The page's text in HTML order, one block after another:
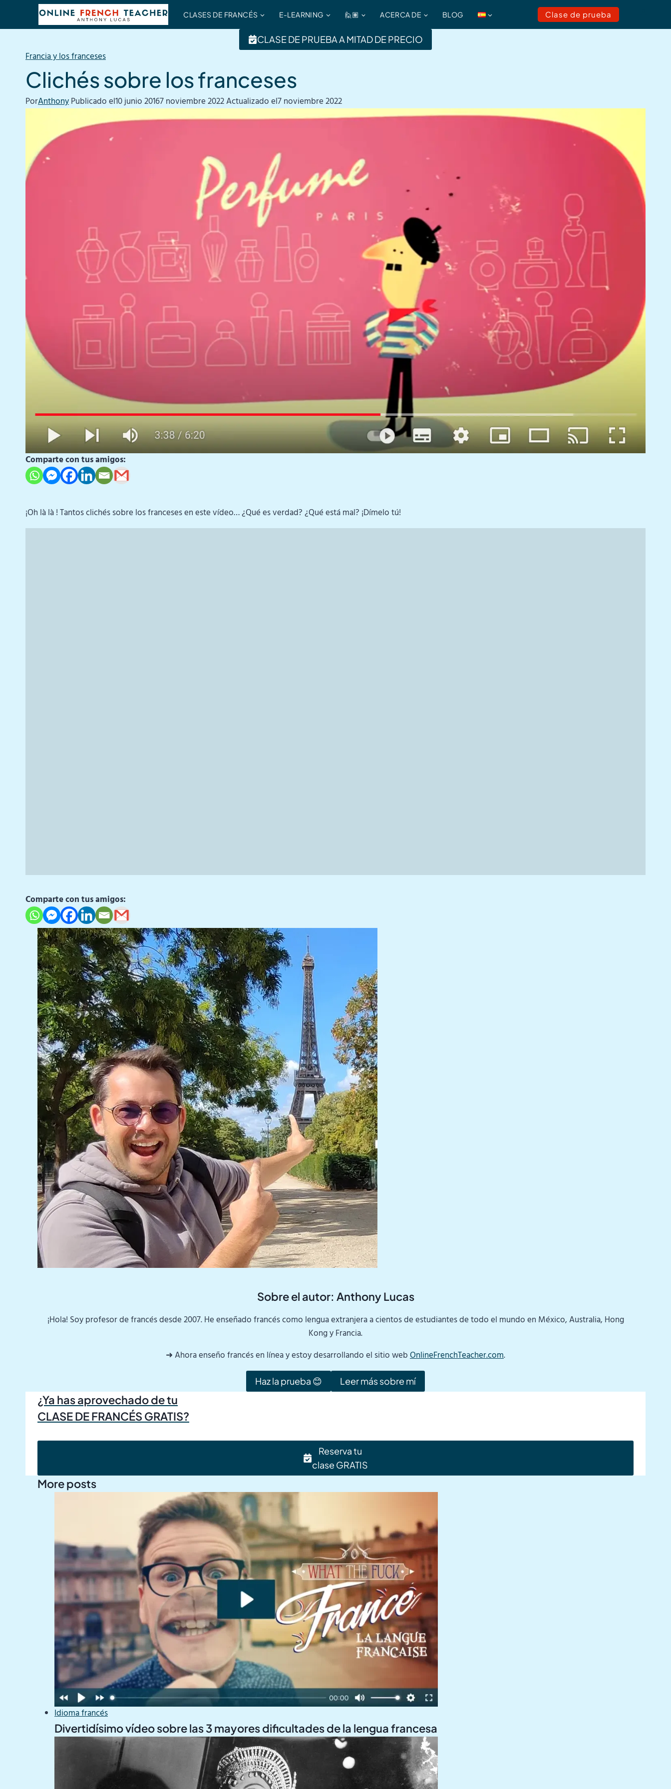
contenido
CLASES DE FRANCÉS E-LEARNING 🙋🏽 ACERCA DE BLOG Clase de prueba
CLASE DE PRUEBA A MITAD DE PRECIO
Francia y los franceses
Clichés sobre los franceses
PorAnthonyPublicado el10 junio 20167 noviembre 2022Actualizado el7 noviembre 2022
Comparte con tus amigos:
¡Oh là là ! Tantos clichés sobre los franceses en este vídeo… ¿Qué es verdad? ¿Qué está mal? ¡Dímelo tú!
Comparte con tus amigos:
Sobre el autor: Anthony Lucas
¡Hola! Soy profesor de francés desde 2007. He enseñado francés como lengua extranjera a cientos de estudiantes de todo el mundo en México, Australia, Hong
Kong y Francia.
➜ Ahora enseño francés en línea y estoy desarrollando el sitio webOnlineFrenchTeacher.com.
Haz la prueba 😊 Leer más sobre mí
¿Ya has aprovechado de tu
CLASE DE FRANCÉS GRATIS?
Reserva tu
clase GRATIS
More posts
Idioma francés
Divertidísimo vídeo sobre las 3 mayores dificultades de la lengua francesa